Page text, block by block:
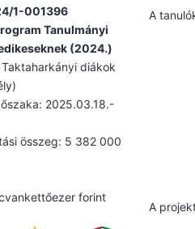
1-001396
Tanulmányi
(2024.)
diákok
2025.03.18.-
összeg: 5 382 000
forint
A
A